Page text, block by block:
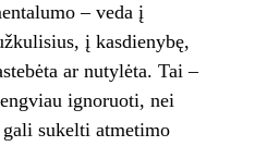
– veda į
į kasdienybę,
ar nutylėta. Tai –
ignoruoti, nei
sukelti atmetimo